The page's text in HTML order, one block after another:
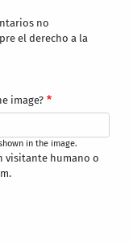
no
el derecho a la
image?
in the image.
visitante humano o